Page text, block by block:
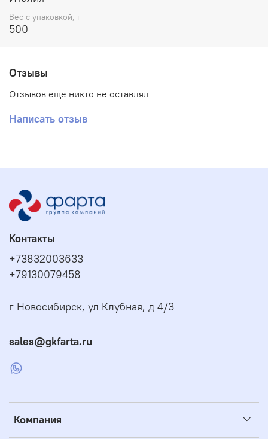
Вес с упаковкой, г
500
Отзывы
Отзывов еще никто не оставлял
Написать отзыв
Компания
Контакты
+73832003633
+79130079458
г Новосибирск, ул Клубная, д 4/3
sales@gkfarta.ru